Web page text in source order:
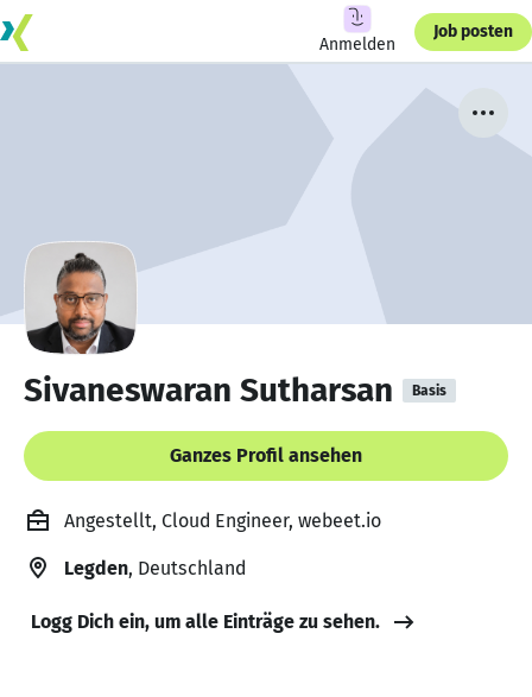
Anmelden
Job posten
Sivaneswaran Sutharsan Basis
Ganzes Profil ansehen
Angestellt, Cloud Engineer, webeet.io
Legden, Deutschland
Logg Dich ein, um alle Einträge zu sehen.